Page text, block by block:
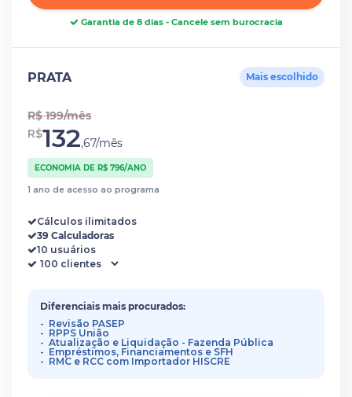
Garantia de 8 dias - Cancele sem burocracia
PRATA Mais escolhido
R$ 199/mês
R$132,67/mês
ECONOMIA DE R$ 796/ANO
1 ano de acesso ao programa
Cálculos ilimitados
39 Calculadoras
10 usuários
Diferenciais mais procurados:
Revisão PASEP
RPPS União
Atualização e Liquidação - Fazenda Pública
Empréstimos, Financiamentos e SFH
RMC e RCC com Importador HISCRE